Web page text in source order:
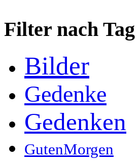
Filter nach Tag
Bilder
Gedenke
Gedenken
GutenMorgen